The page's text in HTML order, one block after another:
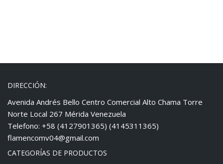
DIRECCIÓN:
Avenida Andrés Bello Centro Comercial Alto Chama Torre
Norte Local 267 Mérida Venezuela
Telefono: +58 (4127901365) (4145311365)
flamencomv04@gmail.com
CATEGORÍAS DE PRODUCTOS